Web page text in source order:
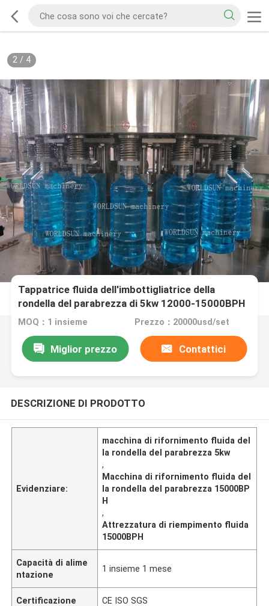
2/ 4
Tappatrice fluida dell'imbottigliatrice della
rondella del parabrezza di 5kw 12000-15000BPH
MOQ：1 insieme Prezzo：20000usd/set
Miglior prezzo Contattici
DESCRIZIONE DI PRODOTTO
Evidenziare:
macchina di rifornimento fluida del
la rondella del parabrezza 5kw
,
Macchina di rifornimento fluida del
la rondella del parabrezza 15000BP
H
,
Attrezzatura di riempimento fluida
15000BPH
Capacità di alime
ntazione
1 insieme 1 mese
Certificazione CE ISO SGS